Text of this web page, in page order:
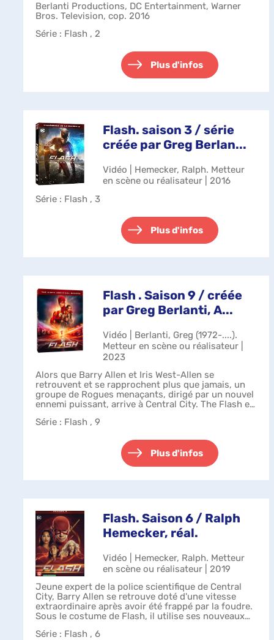
Berlanti Productions, DC Entertainment, Warner
Bros. Television, cop. 2016
Série : Flash , 2
Plus d'infos
Flash. saison 3 / série
créée par Greg Berlan...
Vidéo | Hemecker, Ralph. Metteur
en scène ou réalisateur | 2016
Série : Flash , 3
Plus d'infos
Flash . Saison 9 / créée
par Greg Berlanti, A...
Vidéo | Berlanti, Greg (1972-....).
Metteur en scène ou réalisateur |
2023
Alors que Barry Allen et Iris West-Allen se
retrouvent et se rapprochent plus que jamais, un
groupe de Rogues menaçants, dirigé par un nouvel
ennemi puissant, arrive à Central City. The Flash et
Série : Flash , 9
Plus d'infos
Flash. Saison 6 / Ralph
Hemecker, réal.
Vidéo | Hemecker, Ralph. Metteur
en scène ou réalisateur | 2019
Jeune expert de la police scientifique de Central
City, Barry Allen se retrouve doté d'une vitesse
extraordinaire après avoir été frappé par la foudre.
Sous le costume de Flash, il utilise ses nouveaux
Série : Flash , 6